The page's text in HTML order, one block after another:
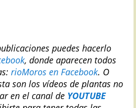
puedes hacerlo
, donde aparecen todos
rioMoros en Facebook. O
son los vídeos de plantas no
en el canal de YOUTUBE